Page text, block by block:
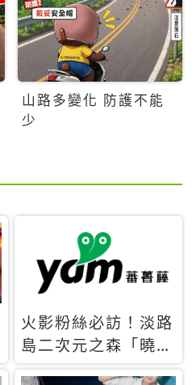
山路多變化 防護不能
少
火影粉絲必訪！淡路
島二次元之森「曉」
解謎任務9月起全面